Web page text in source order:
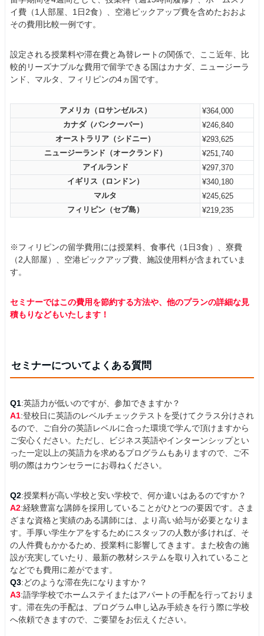
イ費（1人部屋、1日2食）、空港ピックアップ費を含めたおおよ
その費用比較一例です。
設定される授業料や滞在費と為替レートの関係で、ここ近年、比
較的リーズナブルな費用で留学できる国はカナダ、ニュージーラ
ンド、マルタ、フィリピンの4ヵ国です。
アメリカ（ロサンゼルス）
¥364,000
カナダ（バンクーバー）
¥246,840
オーストラリア（シドニー）
¥293,625
ニュージーランド（オークランド）
¥251,740
アイルランド
¥297,370
イギリス（ロンドン）
¥340,180
マルタ
¥245,625
フィリピン（セブ島）
¥219,235
※フィリピンの留学費用には授業料、食事代（1日3食）、寮費
（2人部屋）、空港ピックアップ費、施設使用料が含まれていま
す。
セミナーではこの費用を節約する方法や、他のプランの詳細な見
積もりなどもいたします！
セミナーについてよくある質問
Q1:英語力が低いのですが、参加できますか？
A1:登校日に英語のレベルチェックテストを受けてクラス分けされ
るので、ご自分の英語レベルに合った環境で学んで頂けますから
ご安心ください。ただし、ビジネス英語やインターンシップとい
った一定以上の英語力を求めるプログラムもありますので、ご不
明の際はカウンセラーにお尋ねください。
Q2:授業料が高い学校と安い学校で、何か違いはあるのですか？
A2:経験豊富な講師を採用していることがひとつの要因です。さま
ざまな資格と実績のある講師には、より高い給与が必要となりま
す。手厚い学生ケアをするためにスタッフの人数が多ければ、そ
の人件費もかかるため、授業料に影響してきます。また校舎の施
設が充実していたり、最新の教材システムを取り入れていること
などでも費用に差がでます。
Q3:どのような滞在先になりますか？
A3:語学学校でホームステイまたはアパートの手配を行っておりま
す。滞在先の手配は、プログラム申し込み手続きを行う際に学校
へ依頼できますので、ご要望をお伝えください。